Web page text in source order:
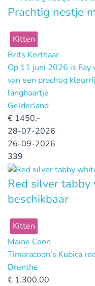
Prachtig nestje
Kitten
Brits Korthaar
Op 11 juni 2026 is Fay
van een prachtig
langhaartje
Gelderland
€ 1450,-
28-07-2026
26-09-2026
339
Red silver
beschikbaar
Kitten
Maine Coon
Timaracoon’s Kubica
Drenthe
€ 1.300,00